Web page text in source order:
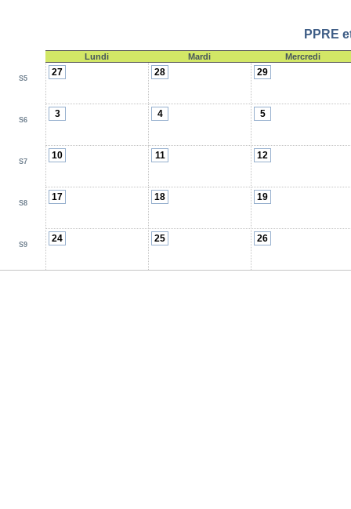
PPRE
Lundi Mardi Mercredi
S5
27 28 29
S6
3 4 5
S7
10 11 12
S8
17 18 19
S9
24 25 26